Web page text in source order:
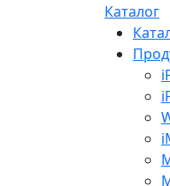
Каталог